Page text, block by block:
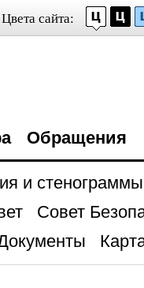
Цвета сайта:
Обращения
и стенограммы
Совет